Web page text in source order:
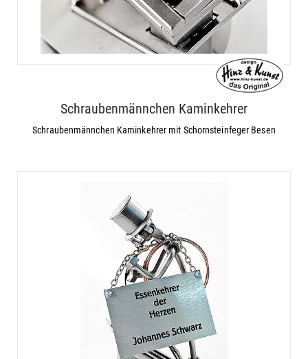
Schraubenmännchen Kaminkehrer
Schraubenmännchen Kaminkehrer mit Schornsteinfeger Besen